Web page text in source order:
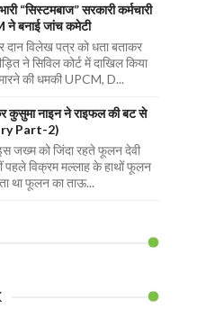
“सिस्टमबाज” सरकारी कर्मचारी
ने बनाई जांच कमेटी
दान विलेख पत्र को धता बताकर
ने सिविल कोर्ट में दाखिल किया
की धमकी UPCM, D...
कुसुमा नाइन ने राइफल की बट से
Part-2)
जख्म को जिंदा रहते फूलन देवी
पहले विक्रम मल्लाह के हाथों फूलन
था फूलन का ताऊ...